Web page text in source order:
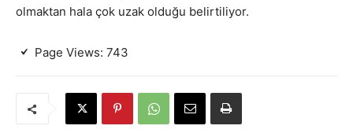
olmaktan hala çok uzak olduğu belirtiliyor.
Page Views: 743